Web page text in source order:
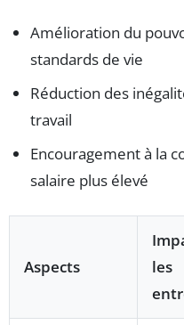
Amélioration du
standards de vie
Réduction des
travail
Encouragement à la
salaire plus élevé
Aspects
les